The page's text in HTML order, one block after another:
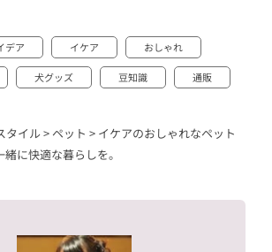
デア イケア おしゃれ
犬グッズ 豆知識 通販
タイル> ペット > イケアのおしゃれなペット
に快適な暮らしを。